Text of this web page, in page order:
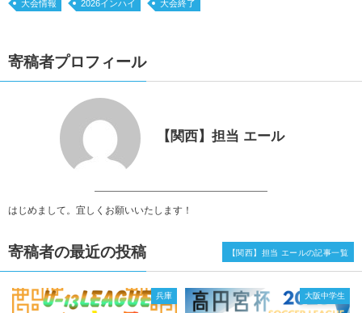
大会情報 2026インハイ 大会終了
寄稿者プロフィール
【関西】担当 エール
はじめまして。宜しくお願いいたします！
寄稿者の最近の投稿
兵庫 大阪中学生
【関西】担当 エールの記事一覧